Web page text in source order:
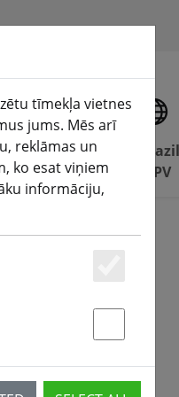
LV
(aktuelle Seite)
Deal
Depot
FPV
tīmekļa vietnes
jums. Mēs arī
reklāmas un
ko esat viņiem
informāciju,